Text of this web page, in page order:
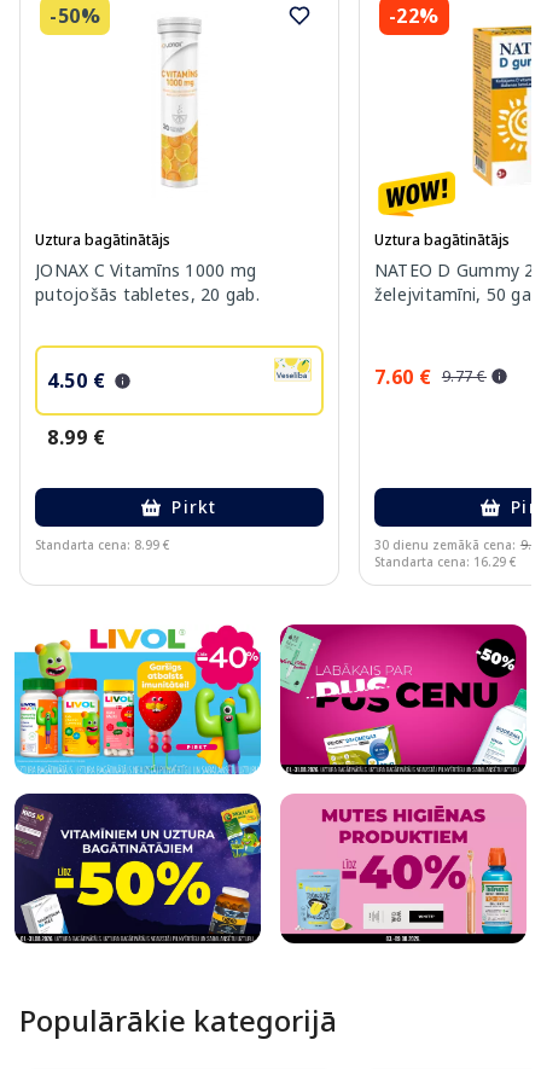
-50%
Uztura bagātinātājs
JONAX C Vitamīns 1000 mg
putojošās tabletes, 20 gab.
4.50 €
8.99 €
Pirkt
Standarta cena: 8.99 €
-22%
Uztura bagātinātājs
NATEO D Gummy
želejvitamīni, 50
7.60 € 9.77 €
30 dienu zemākā cena:
Standarta cena: 16.29 €
Populārākie kategorijā